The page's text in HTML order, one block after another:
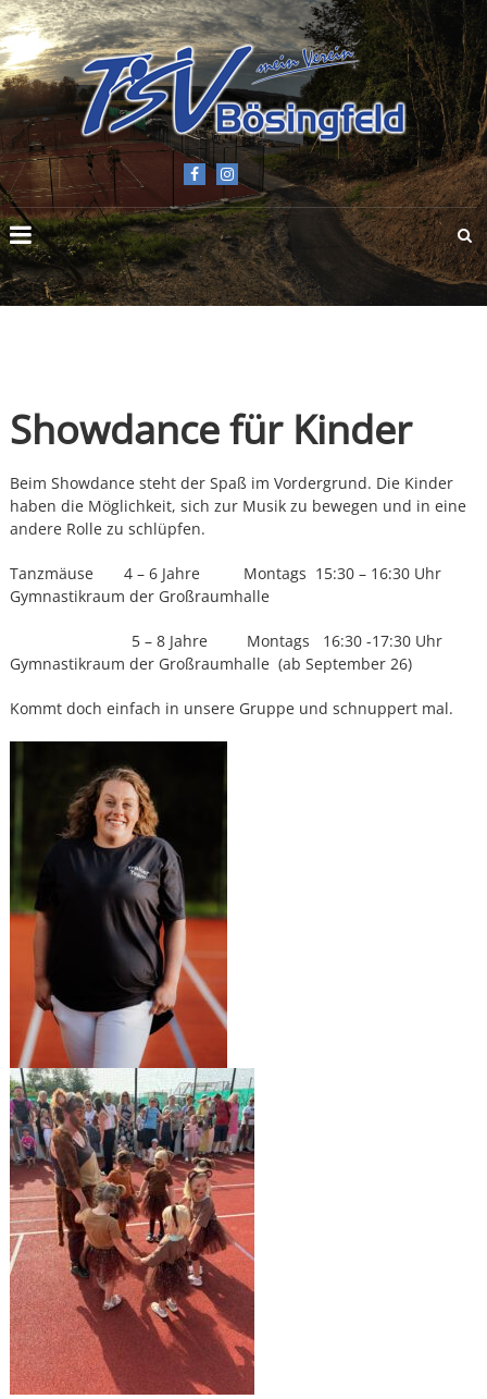
TSV
BÖSINGFELD
E.V.
Showdance für Kinder
Beim Showdance steht der Spaß im Vordergrund. Die Kinder
haben die Möglichkeit, sich zur Musik zu bewegen und in eine
andere Rolle zu schlüpfen.
Tanzmäuse 4 – 6 Jahre Montags 15:30 – 16:30 Uhr
Gymnastikraum der Großraumhalle
5 – 8 Jahre Montags 16:30 -17:30 Uhr
Gymnastikraum der Großraumhalle (ab September 26)
Kommt doch einfach in unsere Gruppe und schnuppert mal.